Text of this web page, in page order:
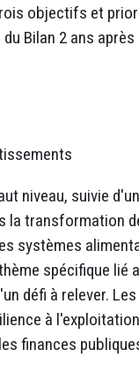
objectifs et
Bilan 2 ans
niveau, suivie
la transformation
systèmes
spécifique lié
défi à relever.
à
finances